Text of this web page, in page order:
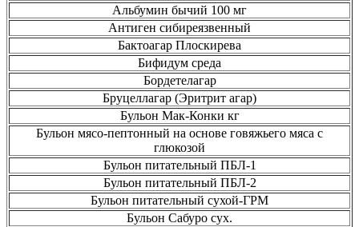
Альбумин бычий 100 мг
Антиген сибиреязвенный
Бактоагар Плоскирева
Бифидум среда
Бордетелагар
Бруцеллагар (Эритрит агар)
Бульон Мак-Конки кг
Бульон мясо-пептонный на основе говяжьего мяса с
глюкозой
Бульон питательный ПБЛ-1
Бульон питательный ПБЛ-2
Бульон питательный сухой-ГРМ
Бульон Сабуро сух.